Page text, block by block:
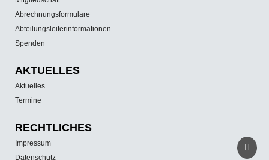
Abrechnungsformulare
Abteilungsleiterinformationen
Spenden
AKTUELLES
Aktuelles
Termine
RECHTLICHES
Impressum
Datenschutz